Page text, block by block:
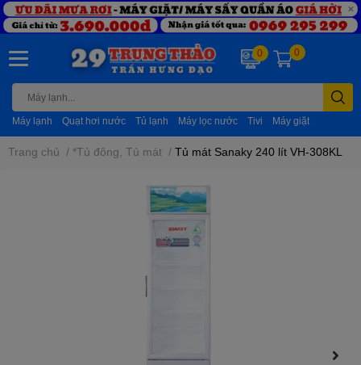
Máy lạnh Quạt hơi nước Tủ lạnh Máy lọc nước Tivi Máy giặt
0 0
Trang chủ / *Tủ đông, Tủ mát / Tủ mát Sanaky 240 lít VH-308KL